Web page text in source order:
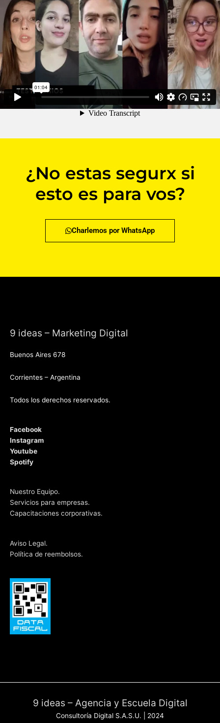
¿No estas segurx si
esto es para vos?
Charlemos por WhatsApp
9 ideas – Marketing Digital
Buenos Aires 678
Corrientes – Argentina
Todos los derechos reservados.
Facebook
Instagram
Youtube
Spotify
Nuestro Equipo.
Servicios para empresas.
Capacitaciones corporativas.
Aviso Legal.
Política de reembolsos.
9 ideas – Agencia y Escuela Digital
Consultoría Digital S.A.S.U. | 2024